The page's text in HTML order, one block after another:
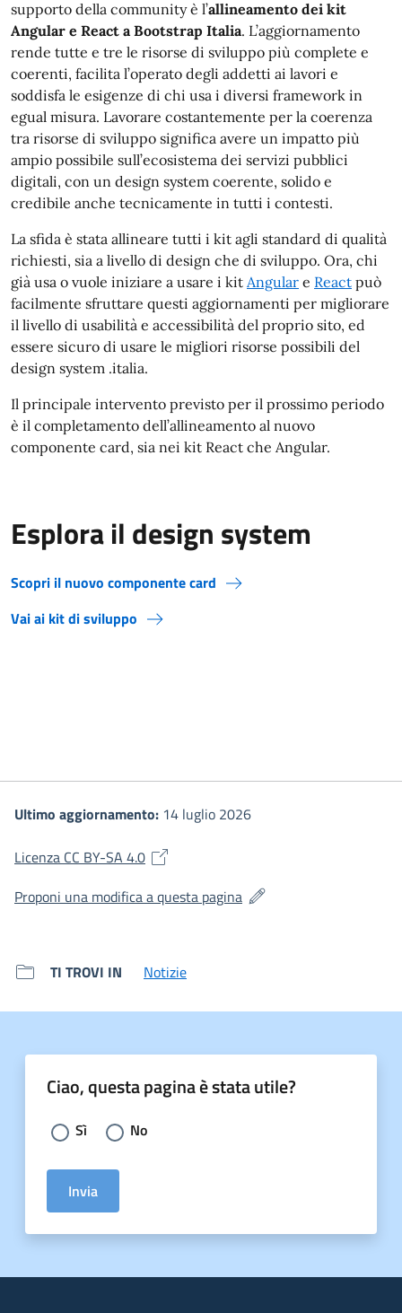
supporto della community è l’allineamento dei kit
Angular e React a Bootstrap Italia. L’aggiornamento
rende tutte e tre le risorse di sviluppo più complete e
coerenti, facilita l’operato degli addetti ai lavori e
soddisfa le esigenze di chi usa i diversi framework in
egual misura. Lavorare costantemente per la coerenza
tra risorse di sviluppo significa avere un impatto più
ampio possibile sull’ecosistema dei servizi pubblici
digitali, con un design system coerente, solido e
credibile anche tecnicamente in tutti i contesti.
La sfida è stata allineare tutti i kit agli standard di qualità
richiesti, sia a livello di design che di sviluppo. Ora, chi
già usa o vuole iniziare a usare i kit Angular e React può
facilmente sfruttare questi aggiornamenti per migliorare
il livello di usabilità e accessibilità del proprio sito, ed
essere sicuro di usare le migliori risorse possibili del
design system .italia.
Il principale intervento previsto per il prossimo periodo
è il completamento dell’allineamento al nuovo
componente card, sia nei kit React che Angular.
Esplora il design system
Scopri il nuovo componente card
Vai ai kit di sviluppo
Ultimo aggiornamento: 14 luglio 2026
Licenza CC BY-SA 4.0(si apre in una nuova finestra)
Proponi una modifica a questa pagina(si apre in una nuova
TI TROVI IN Notizie
Ciao, questa pagina è stata utile?
Scegli la risposta:
Sì No
Invia